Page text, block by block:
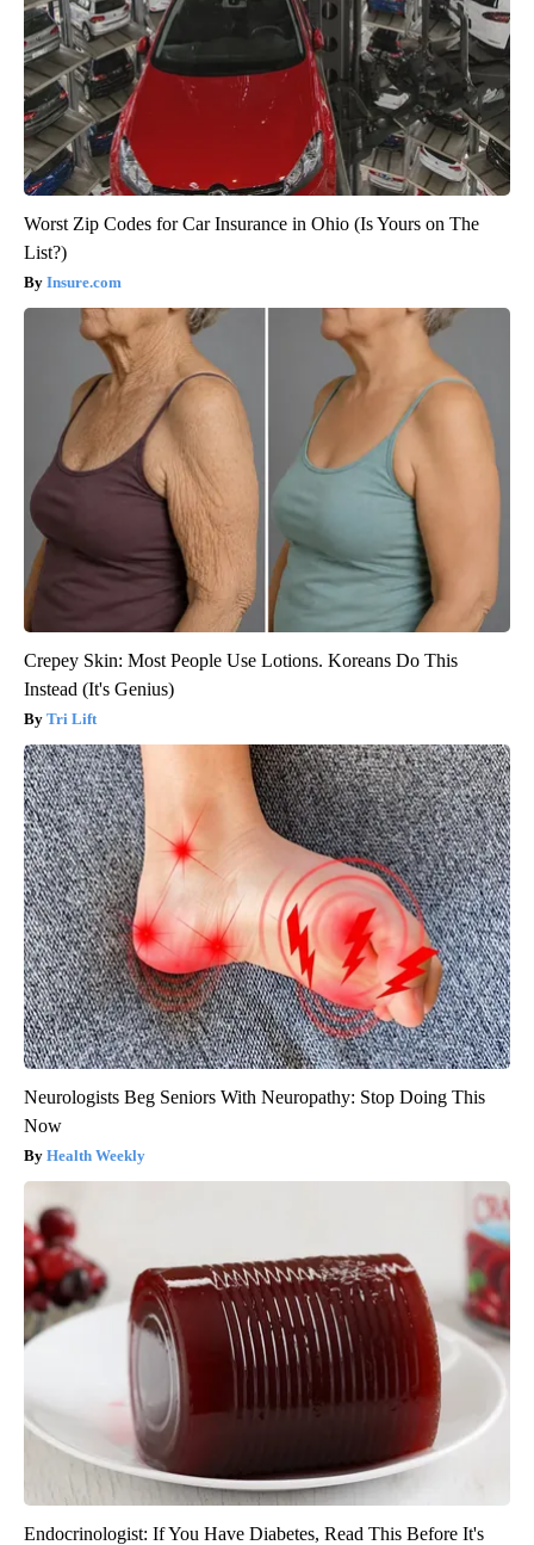
Worst Zip Codes for Car Insurance in Ohio (Is Yours on The
List?)
Insure.com
Crepey Skin: Most People Use Lotions. Koreans Do This
Instead (It's Genius)
Tri Lift
Neurologists Beg Seniors With Neuropathy: Stop Doing This
Now
Health Weekly
Endocrinologist: If You Have Diabetes, Read This Before It's